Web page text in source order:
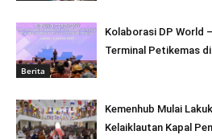
Berita
Kolaborasi DP World
Terminal Petikemas
Kemenhub Mulai
Kelaiklautan Kapal